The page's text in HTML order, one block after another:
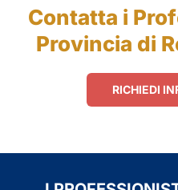
Contatta i
Provincia di
RICHIEDI